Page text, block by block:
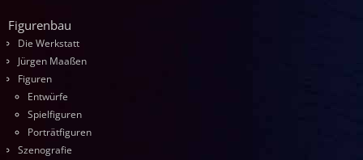
Figurenbau
Die Werkstatt
Jürgen Maaßen
Figuren
Entwürfe
Spielfiguren
Porträtfiguren
Szenografie